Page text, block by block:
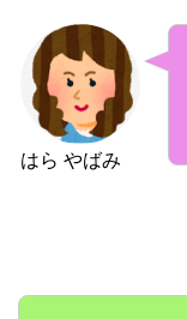
はら やばみ